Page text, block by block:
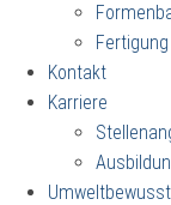
Fertigung
Kontakt
Karriere
Umweltbewusst